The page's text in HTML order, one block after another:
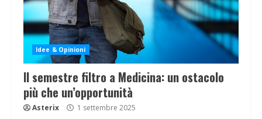
Idee & Opinioni
Il semestre filtro a Medicina: un ostacolo
più che un’opportunità
Asterix 1 settembre 2025